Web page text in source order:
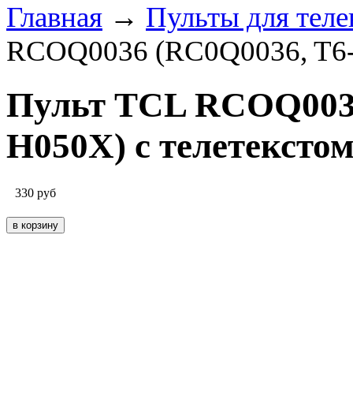
Главная → Пульты для
RCOQ0036 (RC0Q0036,
Пульт TCL
H050X) с
330 руб